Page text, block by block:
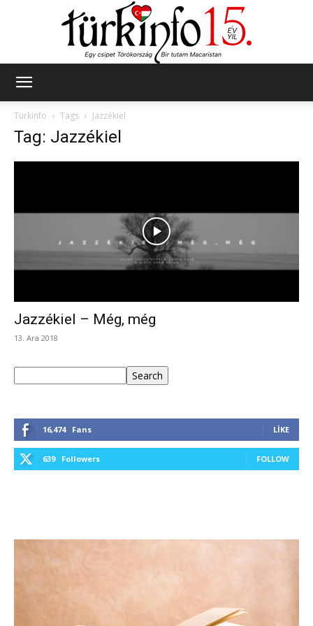
Türkinfo
Tags Jazzékiel
Tag: Jazzékiel
Jazzékiel – Még, még
13. Ara 2018
Search
16,474 Fans LIKE
639 Followers FOLLOW